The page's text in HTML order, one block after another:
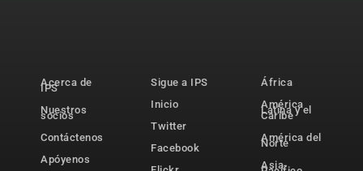
Acerca de
IPS
Nuestros
socios
Contáctenos
Apóyenos
Sigue a IPS
Inicio
Twitter
Facebook
África
América
Latina y el
Caribe
América del
Norte
Asia-